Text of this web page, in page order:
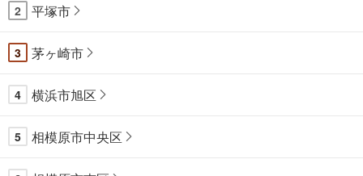
2 平塚市
3 茅ヶ崎市
4 横浜市旭区
5 相模原市中央区